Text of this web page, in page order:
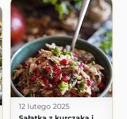
12 lutego 2025